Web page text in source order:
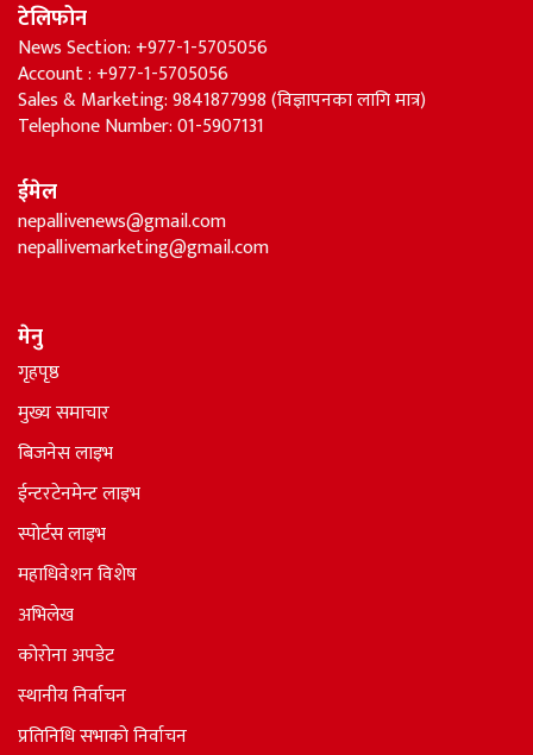
टेलिफोन
News Section: +977-1-5705056
Account : +977-1-5705056
Sales & Marketing: 9841877998 (विज्ञापनका लागि मात्र)
Telephone Number: 01-5907131
ईमेल
nepallivenews@gmail.com
nepallivemarketing@gmail.com
मेनु
गृहपृष्ठ
मुख्य समाचार
बिजनेस लाइभ
ईन्टरटेनमेन्ट लाइभ
स्पोर्टस लाइभ
महाधिवेशन विशेष
अभिलेख
कोरोना अपडेट
स्थानीय निर्वाचन
प्रतिनिधि सभाकाे निर्वाचन